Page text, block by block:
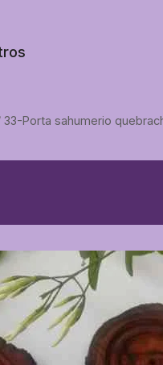
33-Porta sahumerio